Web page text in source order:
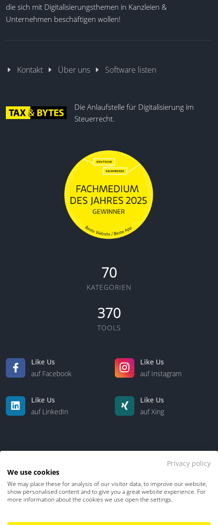
die sich mit Digitalisierungsthemen in Kanzleien &
Unternehmen beschäftigen wollen!
Kontakt Über uns Software listen
Die Anlaufstelle für Digitalisierung im
Steuerrecht.
70
KATEGORIEN
370
TOOLS
Like Us
auf Facebook
Like Us
auf Instagram
Like Us
auf LinkedIn
Like Us
auf Xing
Kontakt Über uns
Privacy policy
We use cookies
We may place these for analysis of our visitor data, to improve our website,
show personalised content and to give you a great website experience. For
more information about the cookies we use open the settings.